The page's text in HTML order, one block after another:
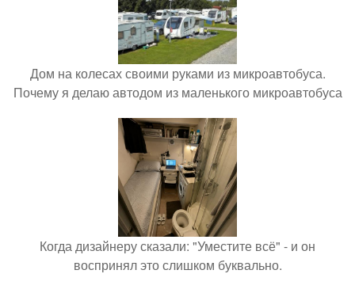
Дом на колесах своими руками из микроавтобуса.
Почему я делаю автодом из маленького микроавтобуса
Когда дизайнеру сказали: "Уместите всё" - и он
воспринял это слишком буквально.